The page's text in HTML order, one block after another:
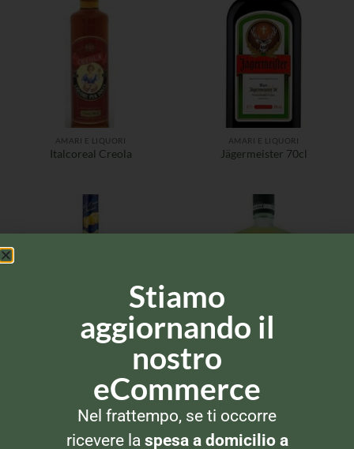
AMARI E LIQUORI
Italcoreal Creola
AMARI E LIQUORI
Jägermeister 70cl
Stiamo
aggiornando il
nostro
eCommerce
Nel frattempo, se ti occorre
ricevere la spesa a domicilio a